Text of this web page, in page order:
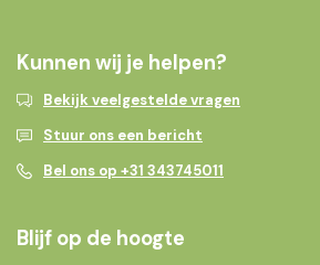
Kunnen wij je helpen?
Bekijk veelgestelde vragen
Stuur ons een bericht
Bel ons op +31 343745011
Blijf op de hoogte